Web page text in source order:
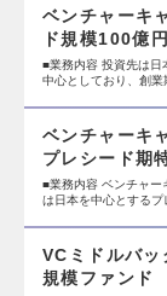
ベンチャーキ
ド規模100億
■業務内容 投資先は日
中心としており、創
ベンチャーキ
プレシード期
■業務内容 ベンチャー
は日本を中心とする
VCミドルバ
規模ファンド